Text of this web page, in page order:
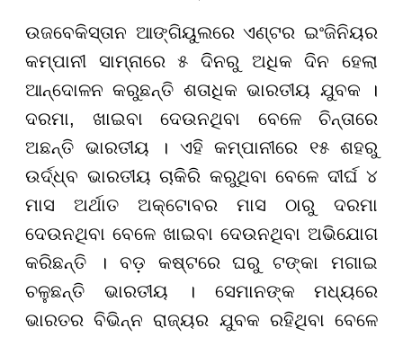
ଉଜବେକିସ୍ତାନ ଆଙ୍ଗିୟୁଲରେ ଏଣ୍ଟର ଇଂଜିନିୟର
କମ୍ପାନୀ ସାମ୍ନାରେ ୫ ଦିନରୁ ଅଧିକ ଦିନ ହେଲା
ଆନ୍ଦୋଳନ କରୁଛନ୍ତି ଶତାଧିକ ଭାରତୀୟ ଯୁବକ ।
ଦରମା, ଖାଇବା ଦେଉନଥିବା ବେଳେ ଚିନ୍ତାରେ
ଅଛନ୍ତି ଭାରତୀୟ । ଏହି କମ୍ପାନୀରେ ୧୫ ଶହରୁ
ଉର୍ଦ୍ଧ୍ବ ଭାରତୀୟ ଚାକିରି କରୁଥିବା ବେଳେ ଦୀର୍ଘ ୪
ମାସ ଅର୍ଥାତ ଅକ୍ଟୋବର ମାସ ଠାରୁ ଦରମା
ଦେଉନଥିବା ବେଳେ ଖାଇବା ଦେଉନଥିବା ଅଭିଯୋଗ
କରିଛନ୍ତି । ବଡ଼ କଷ୍ଟରେ ଘରୁ ଟଙ୍କା ମଗାଇ
ଚଳୁଛନ୍ତି ଭାରତୀୟ । ସେମାନଙ୍କ ମଧ୍ୟରେ
ଭାରତର ବିଭିନ୍ନ ରାଜ୍ୟର ଯୁବକ ରହିଥିବା ବେଳେ